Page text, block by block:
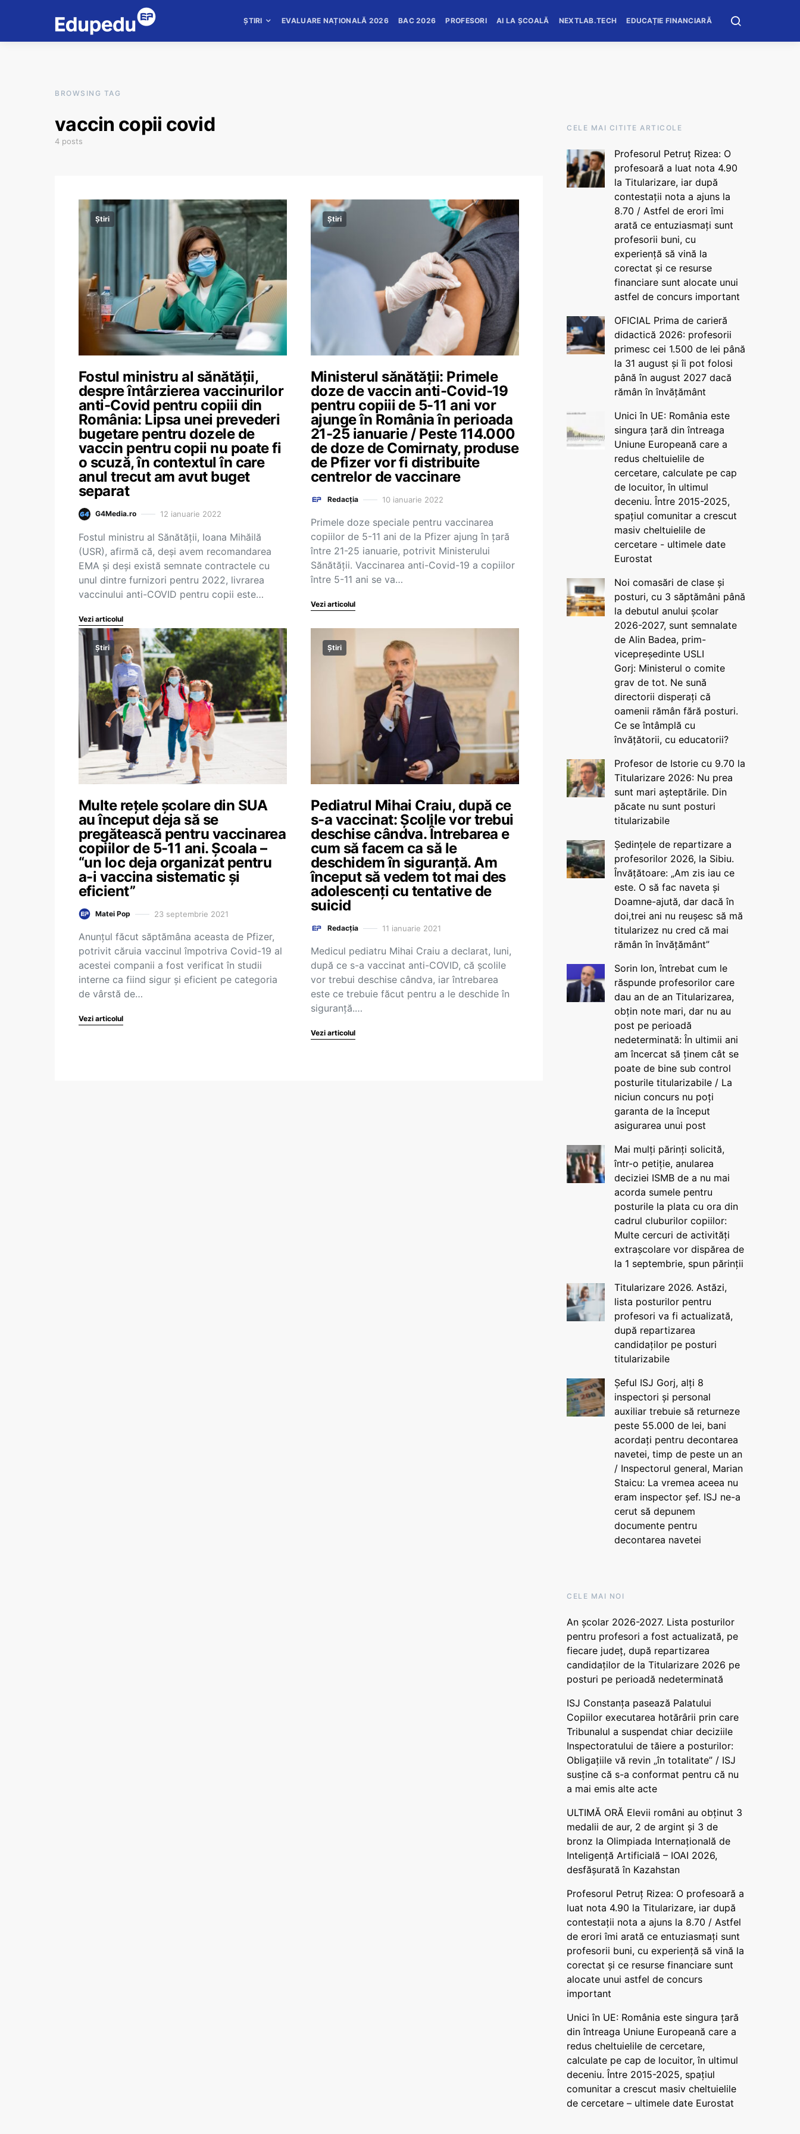
ȘTIRI EVALUARE NAȚIONALĂ 2026 BAC 2026 PROFESORI AI LA ȘCOALĂ NEXTLAB.TECH EDUCAȚIE FINANCIARĂ
BROWSING TAG
vaccin copii covid
4 posts
Știri
Fostul ministru al sănătății,
despre întârzierea vaccinurilor
anti-Covid pentru copiii din
România: Lipsa unei prevederi
bugetare pentru dozele de
vaccin pentru copii nu poate fi
o scuză, în contextul în care
anul trecut am avut buget
separat
G4Media.ro 12 ianuarie 2022
Fostul ministru al Sănătăţii, Ioana Mihăilă
(USR), afirmă că, deşi avem recomandarea
EMA şi deşi există semnate contractele cu
unul dintre furnizori pentru 2022, livrarea
vaccinului anti-COVID pentru copii este…
Vezi articolul
Știri
Ministerul sănătății: Primele
doze de vaccin anti-Covid-19
pentru copiii de 5-11 ani vor
ajunge în România în perioada
21-25 ianuarie / Peste 114.000
de doze de Comirnaty, produse
de Pfizer vor fi distribuite
centrelor de vaccinare
Redacția 10 ianuarie 2022
Primele doze speciale pentru vaccinarea
copiilor de 5-11 ani de la Pfizer ajung în țară
între 21-25 ianuarie, potrivit Ministerului
Sănătății. Vaccinarea anti-Covid-19 a copiilor
între 5-11 ani se va…
Vezi articolul
Știri
Multe rețele școlare din SUA
au început deja să se
pregătească pentru vaccinarea
copiilor de 5-11 ani. Școala –
“un loc deja organizat pentru
a-i vaccina sistematic și
eficient”
Matei Pop 23 septembrie 2021
Anunțul făcut săptămâna aceasta de Pfizer,
potrivit căruia vaccinul împotriva Covid-19 al
acestei companii a fost verificat în studii
interne ca fiind sigur și eficient pe categoria
de vârstă de…
Vezi articolul
Știri
Pediatrul Mihai Craiu, după ce
s-a vaccinat: Școlile vor trebui
deschise cândva. Întrebarea e
cum să facem ca să le
deschidem în siguranță. Am
început să vedem tot mai des
adolescenți cu tentative de
suicid
Redacția 11 ianuarie 2021
Medicul pediatru Mihai Craiu a declarat, luni,
după ce s-a vaccinat anti-COVID, că școlile
vor trebui deschise cândva, iar întrebarea
este ce trebuie făcut pentru a le deschide în
siguranță.…
Vezi articolul
CELE MAI CITITE ARTICOLE
Profesorul Petruț Rizea: O
profesoară a luat nota 4.90
la Titularizare, iar după
contestații nota a ajuns la
8.70 / Astfel de erori îmi
arată ce entuziasmați sunt
profesorii buni, cu
experiență să vină la
corectat și ce resurse
financiare sunt alocate unui
astfel de concurs important
OFICIAL Prima de carieră
didactică 2026: profesorii
primesc cei 1.500 de lei până
la 31 august și îi pot folosi
până în august 2027 dacă
rămân în învățământ
Unici în UE: România este
singura țară din întreaga
Uniune Europeană care a
redus cheltuielile de
cercetare, calculate pe cap
de locuitor, în ultimul
deceniu. Între 2015-2025,
spațiul comunitar a crescut
masiv cheltuielile de
cercetare - ultimele date
Eurostat
Noi comasări de clase și
posturi, cu 3 săptămâni până
la debutul anului școlar
2026-2027, sunt semnalate
de Alin Badea, prim-
vicepreședinte USLI
Gorj: Ministerul o comite
grav de tot. Ne sună
directorii disperați că
oamenii rămân fără posturi.
Ce se întâmplă cu
învățătorii, cu educatorii?
Profesor de Istorie cu 9.70 la
Titularizare 2026: Nu prea
sunt mari așteptările. Din
păcate nu sunt posturi
titularizabile
Ședințele de repartizare a
profesorilor 2026, la Sibiu.
Învățătoare: „Am zis iau ce
este. O să fac naveta și
Doamne-ajută, dar dacă în
doi,trei ani nu reușesc să mă
titularizez nu cred că mai
rămân în învățământ”
Sorin Ion, întrebat cum le
răspunde profesorilor care
dau an de an Titularizarea,
obțin note mari, dar nu au
post pe perioadă
nedeterminată: În ultimii ani
am încercat să ținem cât se
poate de bine sub control
posturile titularizabile / La
niciun concurs nu poți
garanta de la început
asigurarea unui post
Mai mulți părinți solicită,
într-o petiție, anularea
deciziei ISMB de a nu mai
acorda sumele pentru
posturile la plata cu ora din
cadrul cluburilor copiilor:
Multe cercuri de activități
extrașcolare vor dispărea de
la 1 septembrie, spun părinții
Titularizare 2026. Astăzi,
lista posturilor pentru
profesori va fi actualizată,
după repartizarea
candidaților pe posturi
titularizabile
Șeful ISJ Gorj, alți 8
inspectori și personal
auxiliar trebuie să returneze
peste 55.000 de lei, bani
acordați pentru decontarea
navetei, timp de peste un an
/ Inspectorul general, Marian
Staicu: La vremea aceea nu
eram inspector șef. ISJ ne-a
cerut să depunem
documente pentru
decontarea navetei
CELE MAI NOI
An școlar 2026-2027. Lista posturilor
pentru profesori a fost actualizată, pe
fiecare județ, după repartizarea
candidaților de la Titularizare 2026 pe
posturi pe perioadă nedeterminată
ISJ Constanța pasează Palatului
Copiilor executarea hotărârii prin care
Tribunalul a suspendat chiar deciziile
Inspectoratului de tăiere a posturilor:
Obligațiile vă revin „în totalitate” / ISJ
susține că s-a conformat pentru că nu
a mai emis alte acte
ULTIMĂ ORĂ Elevii români au obținut 3
medalii de aur, 2 de argint și 3 de
bronz la Olimpiada Internațională de
Inteligență Artificială – IOAI 2026,
desfășurată în Kazahstan
Profesorul Petruț Rizea: O profesoară a
luat nota 4.90 la Titularizare, iar după
contestații nota a ajuns la 8.70 / Astfel
de erori îmi arată ce entuziasmați sunt
profesorii buni, cu experiență să vină la
corectat și ce resurse financiare sunt
alocate unui astfel de concurs
important
Unici în UE: România este singura țară
din întreaga Uniune Europeană care a
redus cheltuielile de cercetare,
calculate pe cap de locuitor, în ultimul
deceniu. Între 2015-2025, spațiul
comunitar a crescut masiv cheltuielile
de cercetare – ultimele date Eurostat